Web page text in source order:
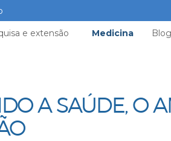
e extensão Medicina Blog
A SAÚDE, O